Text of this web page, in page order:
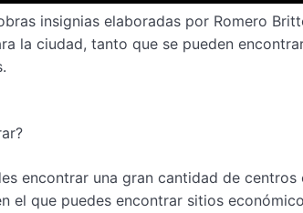
insignias elaboradas por Romero
la ciudad, tanto que se pueden
encontrar una gran cantidad de
el que puedes encontrar sitios